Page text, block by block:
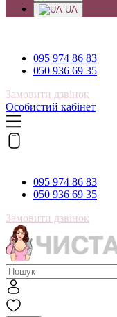
UA
095 974 86 83
050 936 69 35
Замовити дзвінок
Особистий кабінет
095 974 86 83
050 936 69 35
Замовити дзвінок